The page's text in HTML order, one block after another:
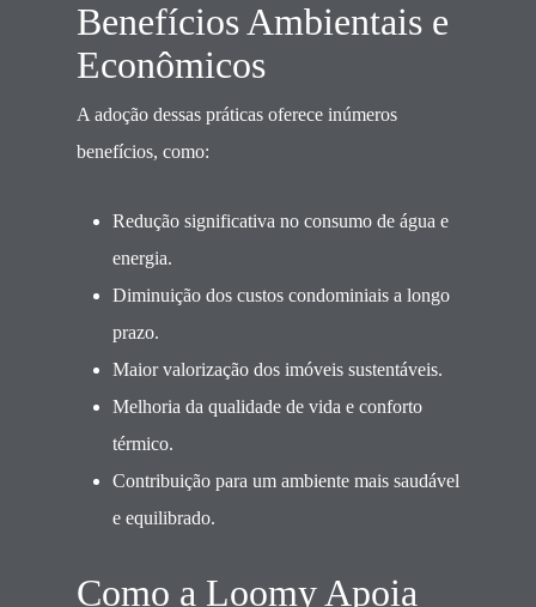
Benefícios Ambientais e
Econômicos
A adoção dessas práticas oferece inúmeros
benefícios, como:
Redução significativa no consumo de água e
energia.
Diminuição dos custos condominiais a longo
prazo.
Maior valorização dos imóveis sustentáveis.
Melhoria da qualidade de vida e conforto
térmico.
Contribuição para um ambiente mais saudável
e equilibrado.
Como a Loomy Apoia